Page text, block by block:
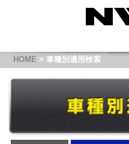
HOME > 車種別適用検索